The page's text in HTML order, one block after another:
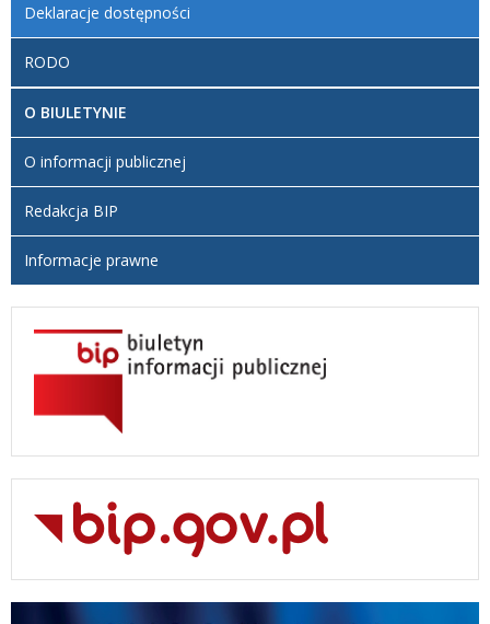
Deklaracje dostępności
RODO
O BIULETYNIE
O informacji publicznej
Redakcja BIP
Informacje prawne